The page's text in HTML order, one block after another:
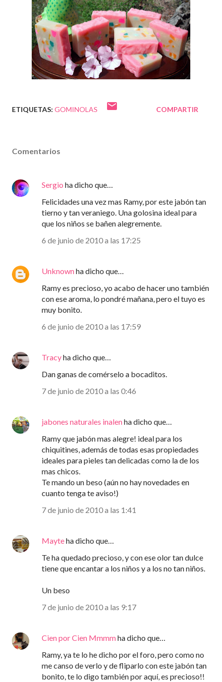
ETIQUETAS: GOMINOLAS COMPARTIR
Comentarios
Sergio ha dicho que…
Felicidades una vez mas Ramy, por este jabón tan
tierno y tan veraniego. Una golosina ideal para
que los niños se bañen alegremente.
6 de junio de 2010 a las 17:25
Unknownha dicho que…
Ramy es precioso, yo acabo de hacer uno también
con ese aroma, lo pondré mañana, pero el tuyo es
muy bonito.
6 de junio de 2010 a las 17:59
Tracyha dicho que…
Dan ganas de comérselo a bocaditos.
7 de junio de 2010 a las 0:46
jabones naturales inalenha dicho que…
Ramy que jabón mas alegre! ideal para los
chiquitines, además de todas esas propiedades
ideales para pieles tan delicadas como la de los
mas chicos.
Te mando un beso (aún no hay novedades en
cuanto tenga te aviso!)
7 de junio de 2010 a las 1:41
Mayteha dicho que…
Te ha quedado precioso, y con ese olor tan dulce
tiene que encantar a los niños y a los no tan niños.
Un beso
7 de junio de 2010 a las 9:17
Cien por Cien Mmmmha dicho que…
Ramy, ya te lo he dicho por el foro, pero como no
me canso de verlo y de fliparlo con este jabón tan
bonito, te lo digo también por aquí, es precioso!!